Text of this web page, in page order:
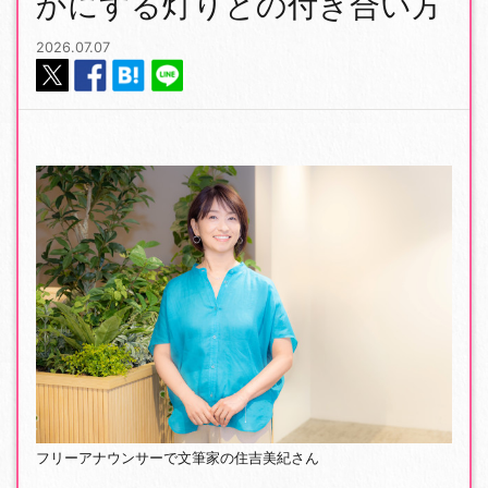
2026.07.07
フリーアナウンサーで文筆家の住吉美紀さん